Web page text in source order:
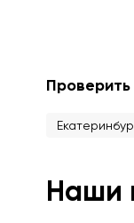
Проверить
Наши